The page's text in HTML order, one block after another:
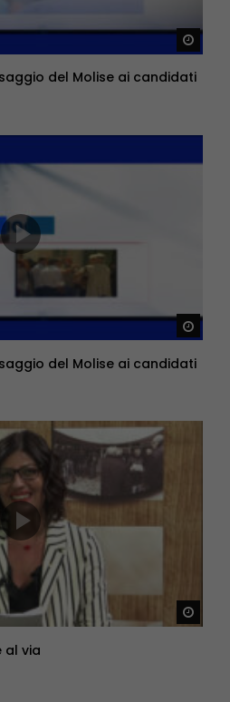
del Molise ai candidati
del Molise ai candidati
al via